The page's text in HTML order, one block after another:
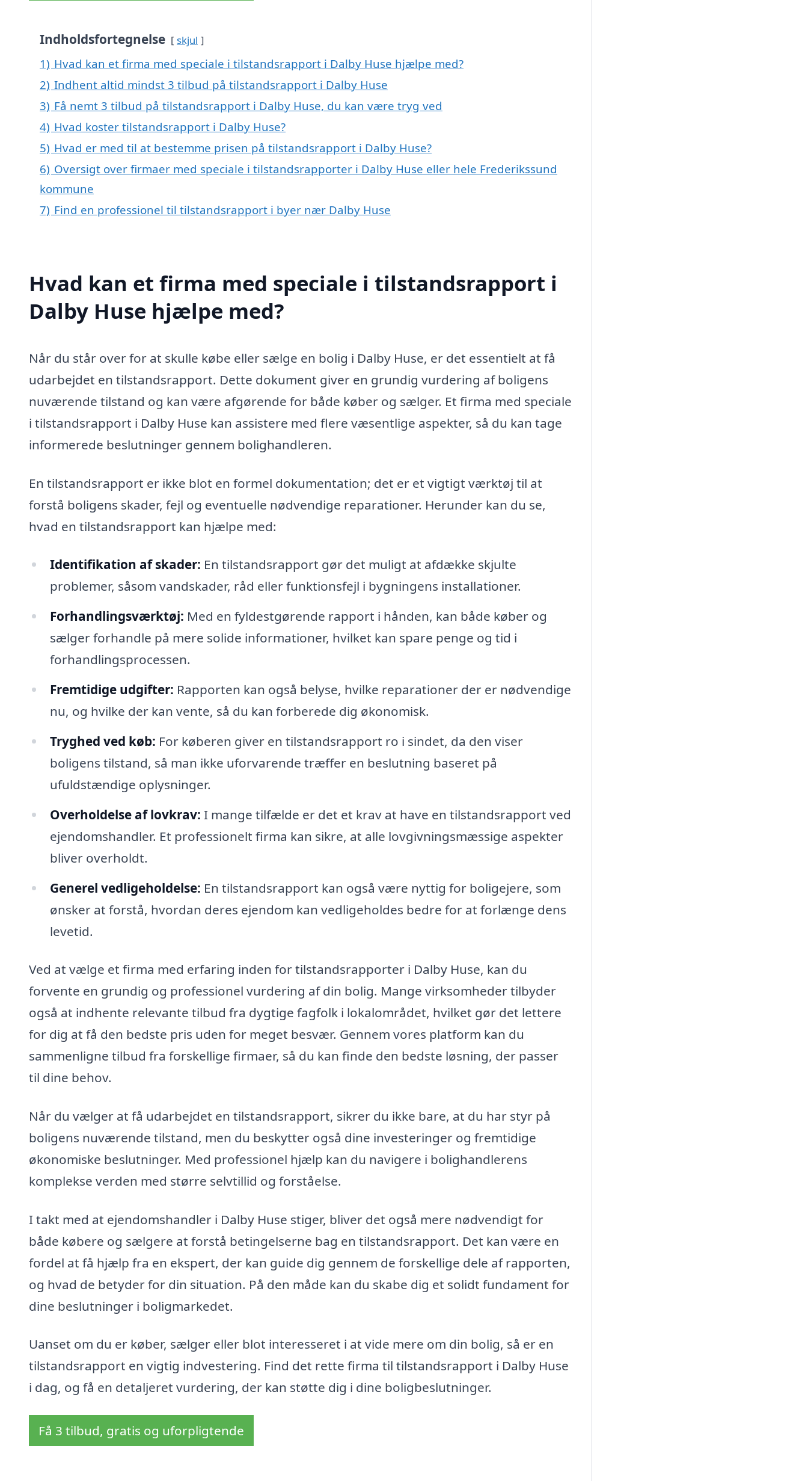
Indholdsfortegnelse skjul
1) Hvad kan et firma med speciale i tilstandsrapport i Dalby Huse hjælpe med?
2) Indhent altid mindst 3 tilbud på tilstandsrapport i Dalby Huse
3) Få nemt 3 tilbud på tilstandsrapport i Dalby Huse, du kan være tryg ved
4) Hvad koster tilstandsrapport i Dalby Huse?
5) Hvad er med til at bestemme prisen på tilstandsrapport i Dalby Huse?
6) Oversigt over firmaer med speciale i tilstandsrapporter i Dalby Huse eller hele Frederikssund
kommune
7) Find en professionel til tilstandsrapport i byer nær Dalby Huse
Hvad kan et firma med speciale i tilstandsrapport i
Dalby Huse hjælpe med?
Når du står over for at skulle købe eller sælge en bolig i Dalby Huse, er det essentielt at få
udarbejdet en tilstandsrapport. Dette dokument giver en grundig vurdering af boligens
nuværende tilstand og kan være afgørende for både køber og sælger. Et firma med speciale
i tilstandsrapport i Dalby Huse kan assistere med flere væsentlige aspekter, så du kan tage
informerede beslutninger gennem bolighandleren.
En tilstandsrapport er ikke blot en formel dokumentation; det er et vigtigt værktøj til at
forstå boligens skader, fejl og eventuelle nødvendige reparationer. Herunder kan du se,
hvad en tilstandsrapport kan hjælpe med:
Identifikation af skader: En tilstandsrapport gør det muligt at afdække skjulte
problemer, såsom vandskader, råd eller funktionsfejl i bygningens installationer.
Forhandlingsværktøj: Med en fyldestgørende rapport i hånden, kan både køber og
sælger forhandle på mere solide informationer, hvilket kan spare penge og tid i
forhandlingsprocessen.
Fremtidige udgifter: Rapporten kan også belyse, hvilke reparationer der er nødvendige
nu, og hvilke der kan vente, så du kan forberede dig økonomisk.
Tryghed ved køb: For køberen giver en tilstandsrapport ro i sindet, da den viser
boligens tilstand, så man ikke uforvarende træffer en beslutning baseret på
ufuldstændige oplysninger.
Overholdelse af lovkrav: I mange tilfælde er det et krav at have en tilstandsrapport ved
ejendomshandler. Et professionelt firma kan sikre, at alle lovgivningsmæssige aspekter
bliver overholdt.
Generel vedligeholdelse: En tilstandsrapport kan også være nyttig for boligejere, som
ønsker at forstå, hvordan deres ejendom kan vedligeholdes bedre for at forlænge dens
levetid.
Ved at vælge et firma med erfaring inden for tilstandsrapporter i Dalby Huse, kan du
forvente en grundig og professionel vurdering af din bolig. Mange virksomheder tilbyder
også at indhente relevante tilbud fra dygtige fagfolk i lokalområdet, hvilket gør det lettere
for dig at få den bedste pris uden for meget besvær. Gennem vores platform kan du
sammenligne tilbud fra forskellige firmaer, så du kan finde den bedste løsning, der passer
til dine behov.
Når du vælger at få udarbejdet en tilstandsrapport, sikrer du ikke bare, at du har styr på
boligens nuværende tilstand, men du beskytter også dine investeringer og fremtidige
økonomiske beslutninger. Med professionel hjælp kan du navigere i bolighandlerens
komplekse verden med større selvtillid og forståelse.
I takt med at ejendomshandler i Dalby Huse stiger, bliver det også mere nødvendigt for
både købere og sælgere at forstå betingelserne bag en tilstandsrapport. Det kan være en
fordel at få hjælp fra en ekspert, der kan guide dig gennem de forskellige dele af rapporten,
og hvad de betyder for din situation. På den måde kan du skabe dig et solidt fundament for
dine beslutninger i boligmarkedet.
Uanset om du er køber, sælger eller blot interesseret i at vide mere om din bolig, så er en
tilstandsrapport en vigtig indvestering. Find det rette firma til tilstandsrapport i Dalby Huse
i dag, og få en detaljeret vurdering, der kan støtte dig i dine boligbeslutninger.
Få 3 tilbud, gratis og uforpligtende